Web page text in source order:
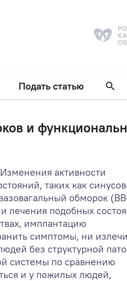
Подать статью
и
активности
таких как
обморок
лечения подобных
имплантацию
симптомы, ни
без структурной
системы по сравнению
и у пожилых людей,